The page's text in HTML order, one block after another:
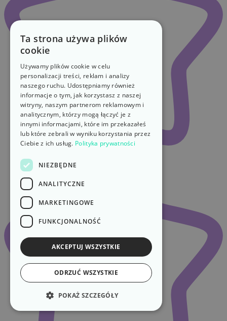
Ta strona używa plików
cookie
Używamy plików cookie w celu
personalizacji treści, reklam i analizy
naszego ruchu. Udostępniamy również
informacje o tym, jak korzystasz z naszej
witryny, naszym partnerom reklamowym i
analitycznym, którzy mogą łączyć je z
innymi informacjami, które im przekazałeś
lub które zebrali w wyniku korzystania przez
Ciebie z ich usług. Polityka prywatności
NIEZBĘDNE
ANALITYCZNE
MARKETINGOWE
FUNKCJONALNOŚĆ
AKCEPTUJ WSZYSTKIE
ODRZUĆ WSZYSTKIE
POKAŻ SZCZEGÓŁY